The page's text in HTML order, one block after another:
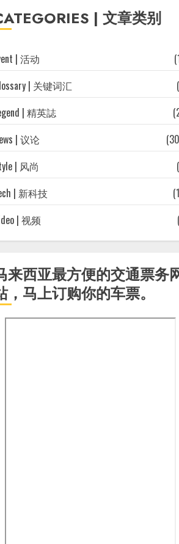
| 文章类别
| 活动
| 关键词汇
| 精英誌
| 议论
| 风尚
| 新科技
| 视频
来西亚最方便的交通票务
，马上订购你的车票。